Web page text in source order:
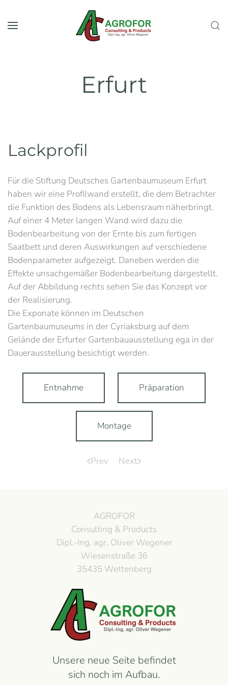
Skip to main content
Erfurt
Lackprofil
Für die Stiftung Deutsches Gartenbaumuseum Erfurt
haben wir eine Profilwand erstellt, die dem Betrachter
die Funktion des Bodens als Lebensraum näherbringt.
Auf einer 4 Meter langen Wand wird dazu die
Bodenbearbeitung von der Ernte bis zum fertigen
Saatbett und deren Auswirkungen auf verschiedene
Bodenparameter aufgezeigt. Daneben werden die
Effekte unsachgemäßer Bodenbearbeitung dargestellt.
Auf der Abbildung rechts sehen Sie das Konzept vor
der Realisierung.
Die Exponate können im Deutschen
Gartenbaumuseums in der Cyriaksburg auf dem
Gelände der Erfurter Gartenbauausstellung ega in der
Dauerausstellung besichtigt werden.
Entnahme Präparation
Montage
Prev Next
AGROFOR
Consulting & Products
Dipl.-Ing. agr. Oliver Wegener
Wiesenstraße 36
35435 Wettenberg
Unsere neue Seite befindet
sich noch im Aufbau.